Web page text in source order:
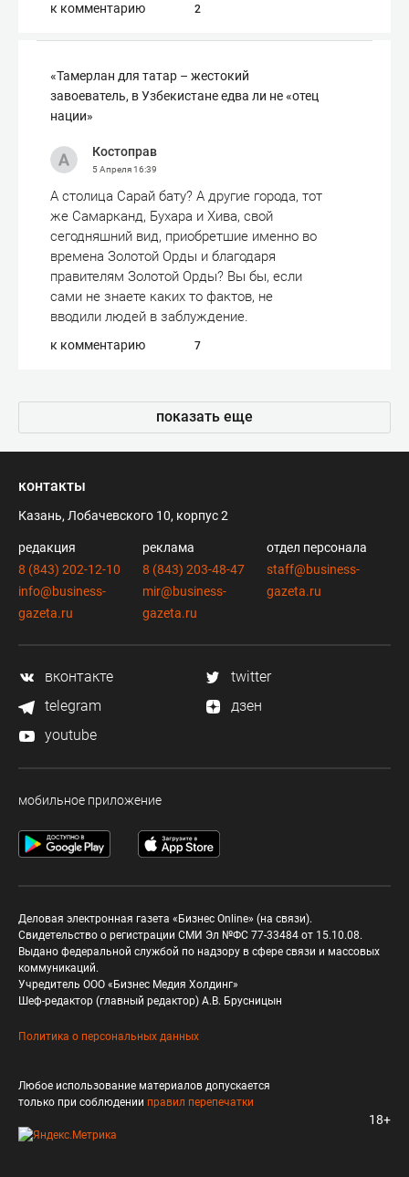
к комментарию 2
«Тамерлан для татар – жестокий
завоеватель, в Узбекистане едва ли не «отец
нации»
Костоправ
5 Апреля16:39
А столица Сарай бату? А другие города, тот
же Самарканд, Бухара и Хива, свой
сегодняшний вид, приобретшие именно во
времена Золотой Орды и благодаря
правителям Золотой Орды? Вы бы, если
сами не знаете каких то фактов, не
вводили людей в заблуждение.
к комментарию 7
показать еще
контакты
Казань, Лобачевского 10, корпус 2
редакция
8 (843) 202-12-10
info@business-
gazeta.ru
реклама
8 (843) 203-48-47
mir@business-
gazeta.ru
отдел персонала
staff@business-
gazeta.ru
вконтакте
twitter
telegram
дзен
youtube
мобильное приложение
Деловая электронная газета «Бизнес Online» (на связи).
Свидетельство о регистрации СМИ Эл №ФС 77-33484 от 15.10.08.
Выдано федеральной службой по надзору в сфере связи и массовых
коммуникаций.
Учредитель ООО «Бизнес Медия Холдинг»
Шеф-редактор (главный редактор) А.В. Брусницын
Политика о персональных данных
Любое использование материалов допускается
только при соблюдении правил перепечатки
18+